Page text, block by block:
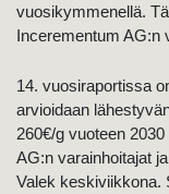
vuosikymmenellä.
Incerementum AG:n
14. vuosiraportissa
arvioidaan
260€/g vuoteen
AG:n varainhoitajat
Valek keskiviikkona.